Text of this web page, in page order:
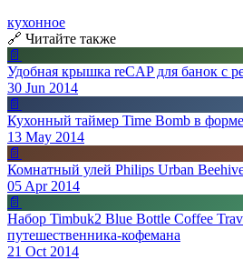
кухонное
🔗 Читайте также
📄
Удобная крышка reCAP для банок с
30 Jun 2014
📄
Кухонный таймер Time Bomb в
13 May 2014
📄
Комнатный улей Philips Urban
05 Apr 2014
📄
Набор Timbuk2 Blue Bottle Coffee
путешественника-кофемана
21 Oct 2014